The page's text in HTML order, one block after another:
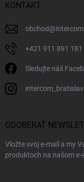
KONTAKT
obchod@
+421 911 891 181
Sledujte náš
ODOBERAŤ
Vložte svoj e-mail a my
produktoch na našom e-